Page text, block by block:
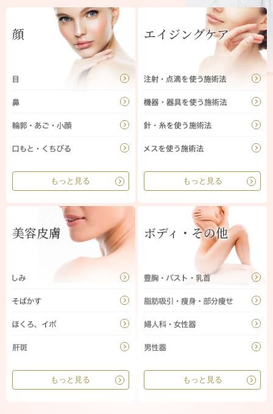
顔
もっと見る
エイジングケア
もっと見る
美容皮膚
もっと見る
ボディ・その他
もっと見る